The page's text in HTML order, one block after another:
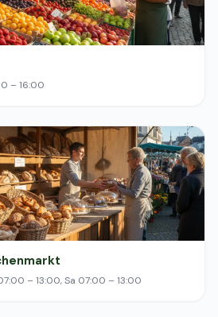
– 16:00
– 13:00, Sa 07:00 – 13:00